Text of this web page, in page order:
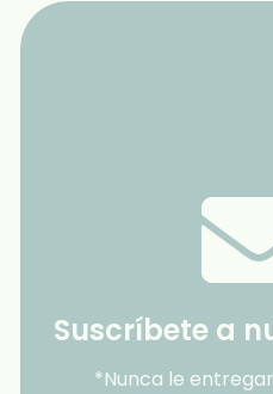
Suscríbete a
*Nunca le